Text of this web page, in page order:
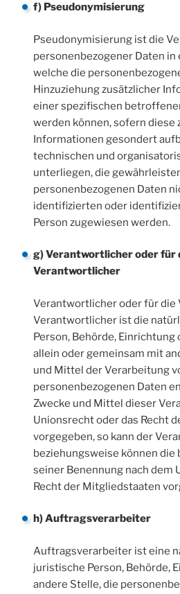
f) Pseudonymisierung
Pseudonymisierung ist die
personenbezogener Daten in
welche die
Hinzuziehung zusätzlicher
einer spezifischen
werden können, sofern diese
Informationen gesondert
technischen und
unterliegen, die
personenbezogenen Daten
identifizierten oder
Person zugewiesen werden.
g) Verantwortlicher oder für
Verantwortlicher
Verantwortlicher oder für die
Verantwortlicher ist die
Person, Behörde, Einrichtung
allein oder gemeinsam mit
und Mittel der Verarbeitung
personenbezogenen Daten
Zwecke und Mittel dieser
Unionsrecht oder das Recht
vorgegeben, so kann der
beziehungsweise können
seiner Benennung nach dem
Recht der Mitgliedstaaten
h) Auftragsverarbeiter
Auftragsverarbeiter ist eine
juristische Person, Behörde,
andere Stelle, die